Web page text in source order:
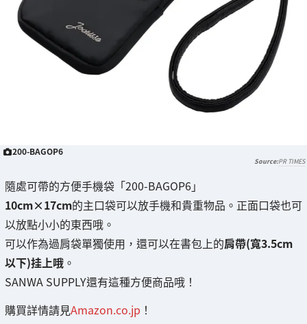
200-BAGOP6
PR TIMES
隨處可帶的方便手機袋「200-BAGOP6」
10cm×17cm的主口袋可以放手機和貴重物品。正面口袋也可
以放點小小的東西哦。
可以作為過肩袋單獨使用，還可以在書包上的肩帶(寬3.5cm
以下)挂上哦 。
SANWA SUPPLY還有這種方便商品哦！
購買詳情請見Amazon.co.jp ！